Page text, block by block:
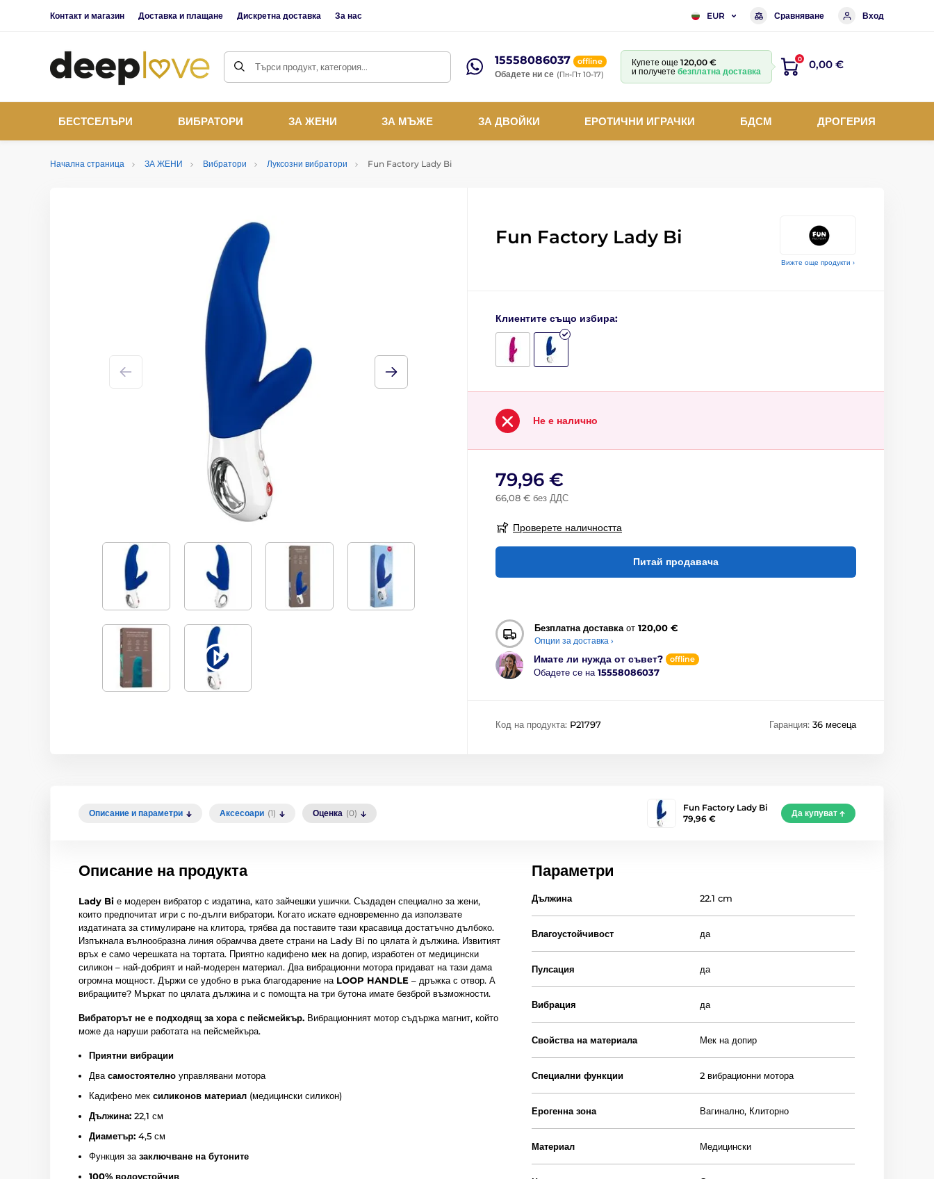
Контакт и магазин Доставка и плащане Дискретна доставка За нас EUR Сравняване Вход
Търси продукт, категория... 15558086037 offline
Обадете ни се (Пн-Пт 10-17)
Купете още 120,00 €
и получете безплатна доставка
0 0,00 €
БЕСТСЕЛЪРИ ВИБРАТОРИ ЗА ЖЕНИ ЗА МЪЖЕ ЗА ДВОЙКИ ЕРОТИЧНИ ИГРАЧКИ БДСМ ДРОГЕРИЯ
Начална страница ЗА ЖЕНИ Вибратори Луксозни вибратори Fun Factory Lady Bi
Вижте още продукти ›
Fun Factory Lady Bi
Клиентите също избира:
Не е налично
79,96 €
66,08 € без ДДС
Проверете наличността
Питай продавача
Безплатна доставка от 120,00 €
Опции за доставка ›
Имате ли нужда от съвет? offline
Обадете се на 15558086037
Код на продукта: P21797 Гаранция: 36 месеца
Описание и параметри Аксесоари (1) Оценка (0)
Fun Factory Lady Bi
79,96 €
Да купуват
Описание на продукта
Lady Bi е модерен вибратор с издатина, като зайчешки ушички. Създаден специално за жени,
които предпочитат игри с по-дълги вибратори. Когато искате едновременно да използвате
издатината за стимулиране на клитора, трябва да поставите тази красавица достатъчно дълбоко.
Изпъкнала вълнообразна линия обрамчва двете страни на Lady Bi по цялата ѝ дължина. Извитият
връх е само черешката на тортата. Приятно кадифено мек на допир, изработен от медицински
силикон – най-добрият и най-модерен материал. Два вибрационни мотора придават на тази дама
огромна мощност. Държи се удобно в ръка благодарение на LOOP HANDLE – дръжка с отвор. А
вибрациите? Мъркат по цялата дължина и с помощта на три бутона имате безброй възможности.
Вибраторът не е подходящ за хора с пейсмейкър. Вибрационният мотор съдържа магнит, който
може да наруши работата на пейсмейкъра.
Приятни вибрации
Два самостоятелно управлявани мотора
Кадифено мек силиконов материал (медицински силикон)
Дължина: 22,1 см
Диаметър: 4,5 см
Функция за заключване на бутоните
100% водоустойчив
Параметри
Дължина 22.1 cm
Влагоустойчивост да
Пулсация да
Вибрация да
Свойства на материала Мек на допир
Специални функции 2 вибрационни мотора
Ерогенна зона Вагинално, Клиторно
Материал Медицински